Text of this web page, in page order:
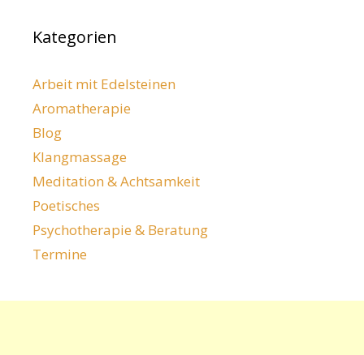
Kategorien
Arbeit mit Edelsteinen
Aromatherapie
Blog
Klangmassage
Meditation & Achtsamkeit
Poetisches
Psychotherapie & Beratung
Termine